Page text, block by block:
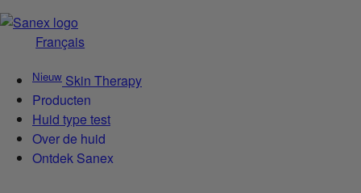
Français
Nieuw Skin Therapy
Producten
Huid type test
Over de huid
Ontdek Sanex